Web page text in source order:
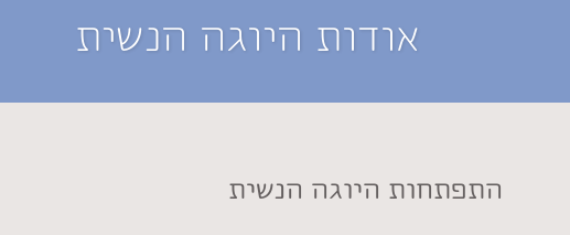
אודות היוגה הנשית
התפתחות היוגה הנשית